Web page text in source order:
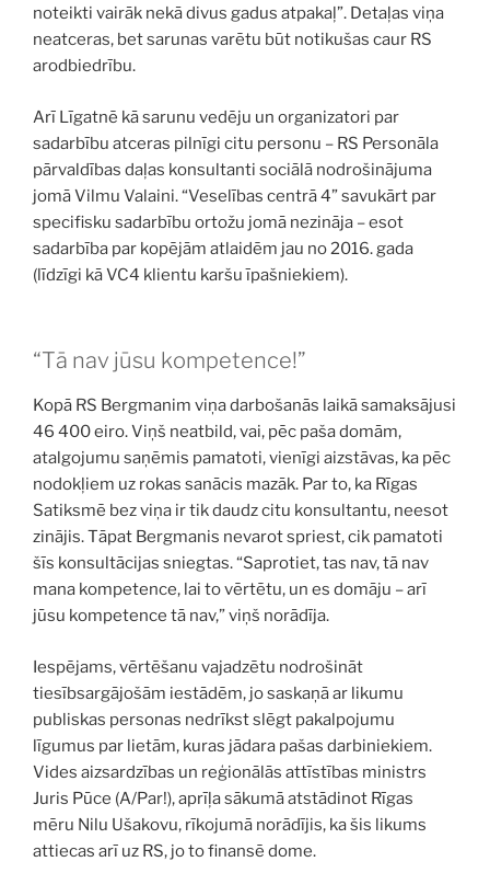
noteikti vairāk nekā divus gadus atpakaļ”. Detaļas viņa
neatceras, bet sarunas varētu būt notikušas caur RS
arodbiedrību.
Arī Līgatnē kā sarunu vedēju un organizatori par
sadarbību atceras pilnīgi citu personu – RS Personāla
pārvaldības daļas konsultanti sociālā nodrošinājuma
jomā Vilmu Valaini. “Veselības centrā 4” savukārt par
specifisku sadarbību ortožu jomā nezināja – esot
sadarbība par kopējām atlaidēm jau no 2016. gada
(līdzīgi kā VC4 klientu karšu īpašniekiem).
“Tā nav jūsu kompetence!”
Kopā RS Bergmanim viņa darbošanās laikā samaksājusi
46 400 eiro. Viņš neatbild, vai, pēc paša domām,
atalgojumu saņēmis pamatoti, vienīgi aizstāvas, ka pēc
nodokļiem uz rokas sanācis mazāk. Par to, ka Rīgas
Satiksmē bez viņa ir tik daudz citu konsultantu, neesot
zinājis. Tāpat Bergmanis nevarot spriest, cik pamatoti
šīs konsultācijas sniegtas. “Saprotiet, tas nav, tā nav
mana kompetence, lai to vērtētu, un es domāju – arī
jūsu kompetence tā nav,” viņš norādīja.
Iespējams, vērtēšanu vajadzētu nodrošināt
tiesībsargājošām iestādēm, jo saskaņā ar likumu
publiskas personas nedrīkst slēgt pakalpojumu
līgumus par lietām, kuras jādara pašas darbiniekiem.
Vides aizsardzības un reģionālās attīstības ministrs
Juris Pūce (A/Par!), aprīļa sākumā atstādinot Rīgas
mēru Nilu Ušakovu, rīkojumā norādījis, ka šis likums
attiecas arī uz RS, jo to finansē dome.